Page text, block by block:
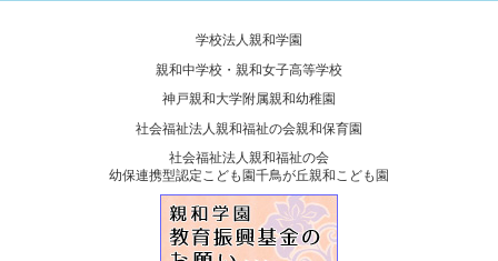
学校法人親和学園
親和中学校・親和女子高等学校
神戸親和大学附属親和幼稚園
社会福祉法人親和福祉の会親和保育園
社会福祉法人親和福祉の会
幼保連携型認定こども園千鳥が丘親和こども園